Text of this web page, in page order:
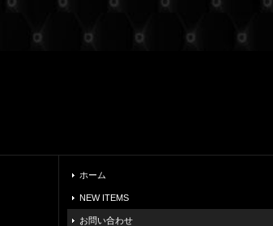
ホーム
NEW ITEMS
お問い合わせ